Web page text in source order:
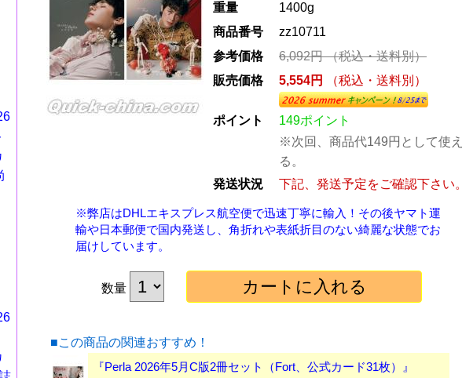
重量
1400g
商品番号
zz10711
参考価格
6,092円（税込・送料別）
販売価格
5,554円 （税込・送料別）
ポイント
149ポイント
※次回、商品代149円として使え
る。
発送状況
下記、発送予定をご確認下さい。
※弊店はDHLエキスプレス航空便で迅速丁寧に輸入！その後ヤマト運
輸や日本郵便で国内発送し、角折れや表紙折目のない綺麗な状態でお
届けしています。
数量
■この商品の関連おすすめ！
『Perla 2026年5月C版2冊セット（Fort、公式カード31枚）』